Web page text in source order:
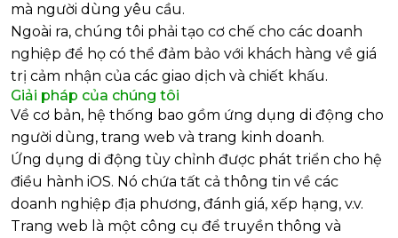
mà người dùng yêu cầu.
Ngoài ra, chúng tôi phải tạo cơ chế cho các doanh
nghiệp để họ có thể đảm bảo với khách hàng về giá
trị cảm nhận của các giao dịch và chiết khấu.
Giải pháp của chúng tôi
Về cơ bản, hệ thống bao gồm ứng dụng di động cho
người dùng, trang web và trang kinh doanh.
Ứng dụng di động tùy chỉnh được phát triển cho hệ
điều hành iOS. Nó chứa tất cả thông tin về các
doanh nghiệp địa phương, đánh giá, xếp hạng, v.v.
Trang web là một công cụ để truyền thông và